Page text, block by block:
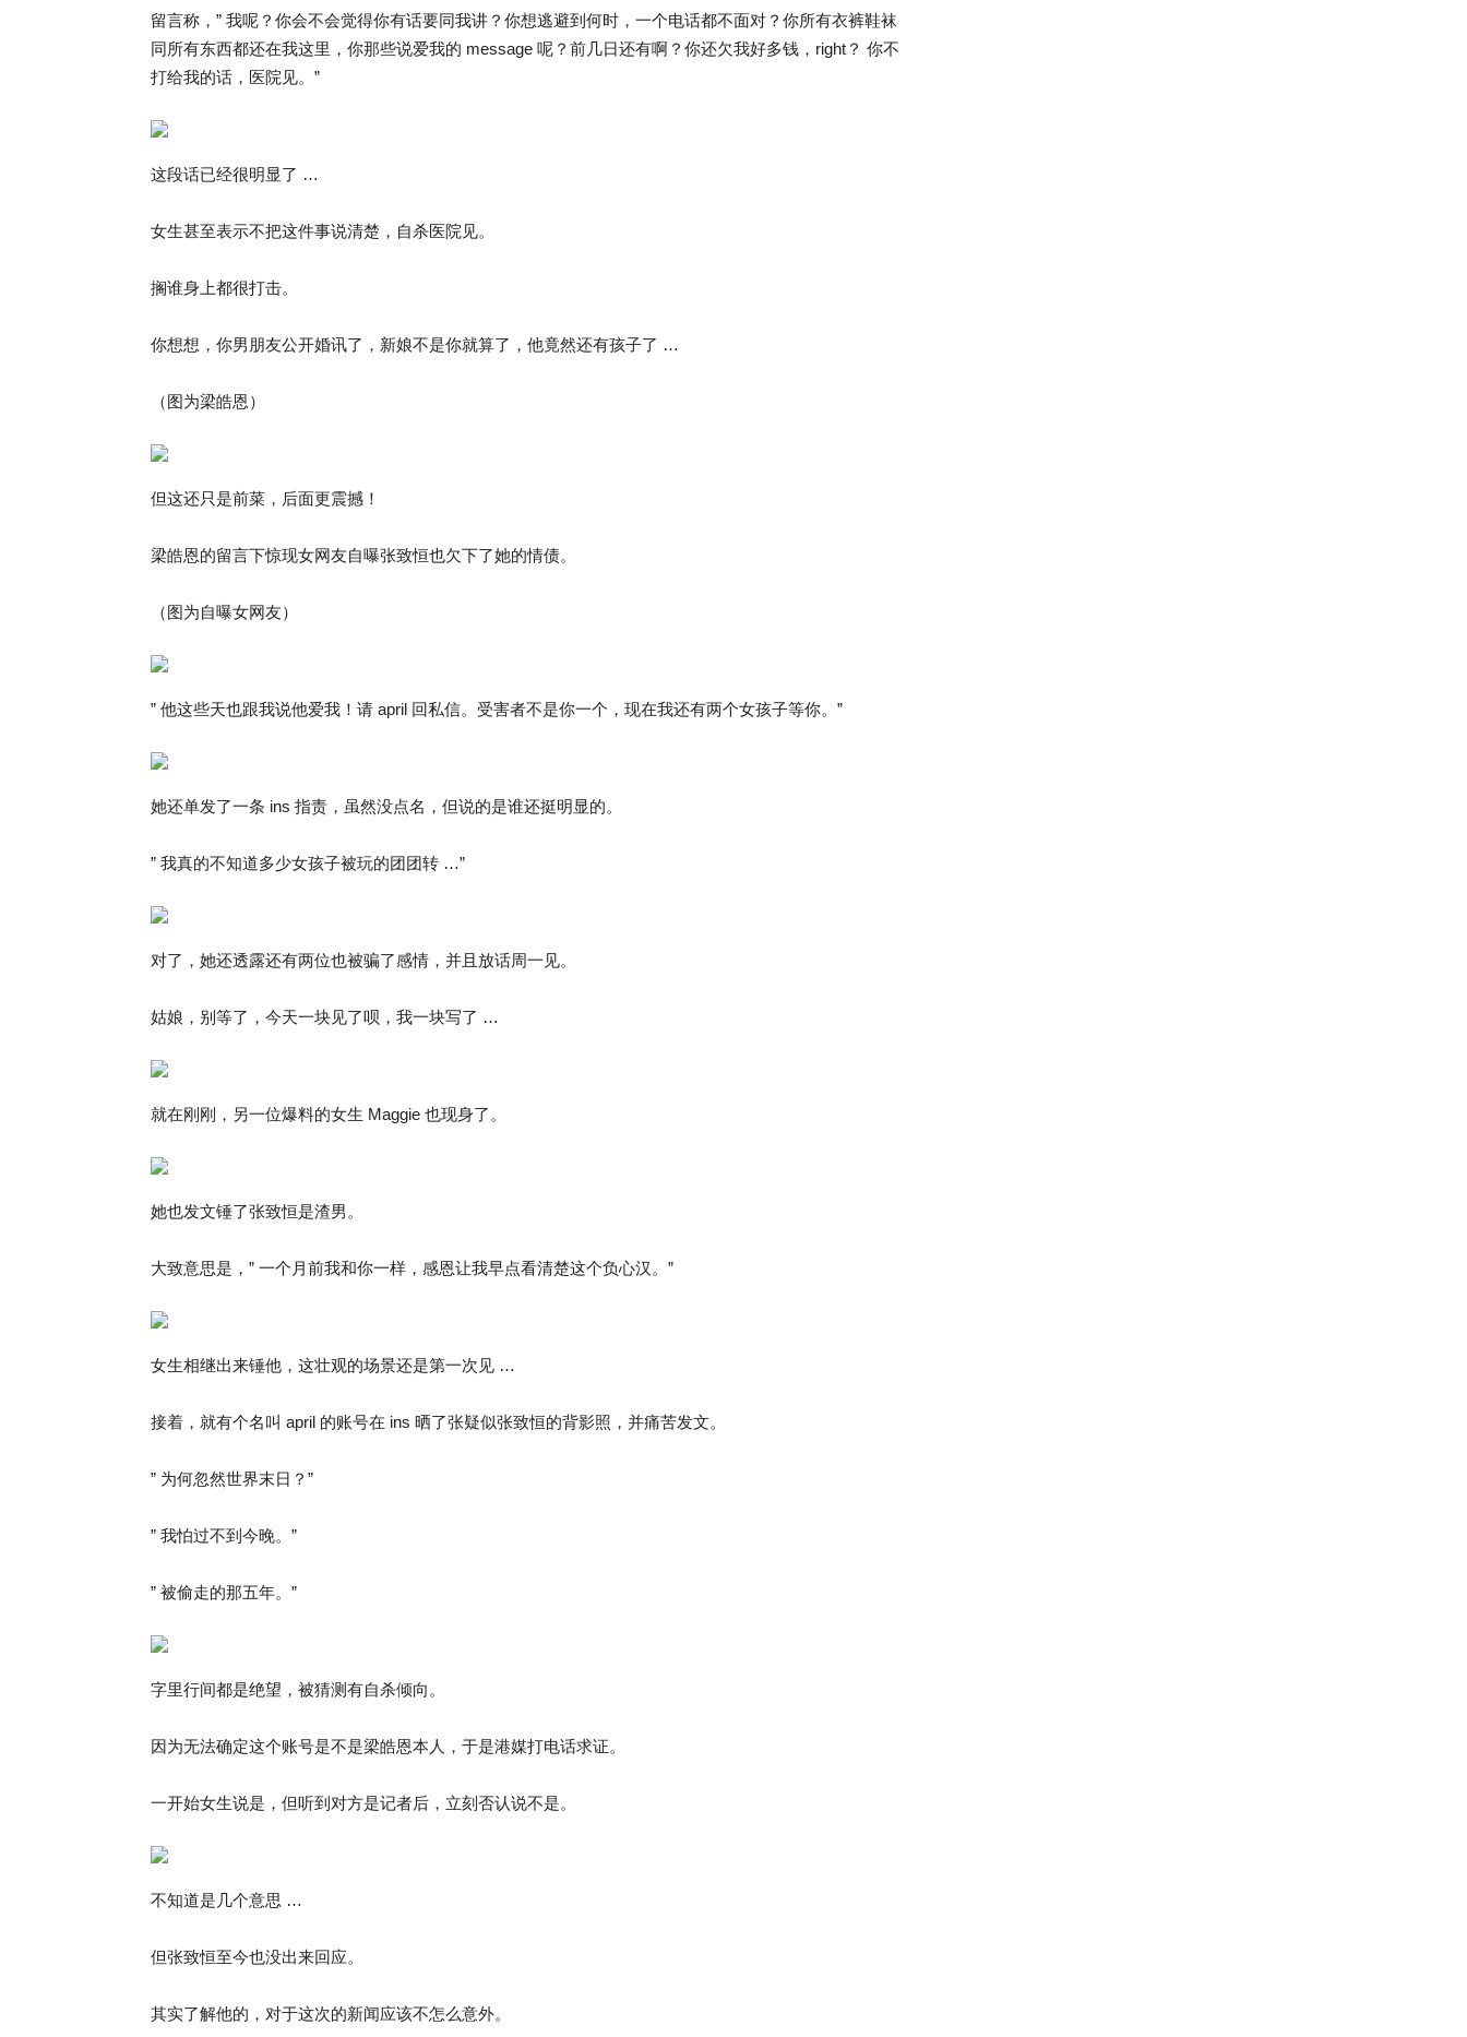
留言称，” 我呢？你会不会觉得你有话要同我讲？你想逃避到何时，一个电话都不面对？你所有衣裤鞋袜
同所有东西都还在我这里，你那些说爱我的 message 呢？前几日还有啊？你还欠我好多钱，right？ 你不
打给我的话，医院见。”
这段话已经很明显了 …
女生甚至表示不把这件事说清楚，自杀医院见。
搁谁身上都很打击。
你想想，你男朋友公开婚讯了，新娘不是你就算了，他竟然还有孩子了 …
（图为梁皓恩）
但这还只是前菜，后面更震撼！
梁皓恩的留言下惊现女网友自曝张致恒也欠下了她的情债。
（图为自曝女网友）
” 他这些天也跟我说他爱我！请 april 回私信。受害者不是你一个，现在我还有两个女孩子等你。”
她还单发了一条 ins 指责，虽然没点名，但说的是谁还挺明显的。
” 我真的不知道多少女孩子被玩的团团转 …”
对了，她还透露还有两位也被骗了感情，并且放话周一见。
姑娘，别等了，今天一块见了呗，我一块写了 …
就在刚刚，另一位爆料的女生 Maggie 也现身了。
她也发文锤了张致恒是渣男。
大致意思是，” 一个月前我和你一样，感恩让我早点看清楚这个负心汉。”
女生相继出来锤他，这壮观的场景还是第一次见 …
接着，就有个名叫 april 的账号在 ins 晒了张疑似张致恒的背影照，并痛苦发文。
” 为何忽然世界末日？”
” 我怕过不到今晚。”
” 被偷走的那五年。”
字里行间都是绝望，被猜测有自杀倾向。
因为无法确定这个账号是不是梁皓恩本人，于是港媒打电话求证。
一开始女生说是，但听到对方是记者后，立刻否认说不是。
不知道是几个意思 …
但张致恒至今也没出来回应。
其实了解他的，对于这次的新闻应该不怎么意外。